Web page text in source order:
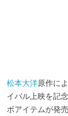
松本大洋原作に
イバル上映を記
ボアイテムが発売